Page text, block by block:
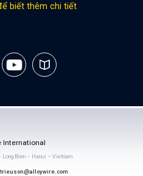
biết thêm chi tiết
International
Long Bien – Hanoi – Vietnam
trieuson@alloywire.com